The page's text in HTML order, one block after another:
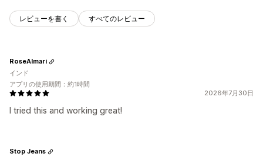
レビューを書く すべてのレビュー
2026年7月30日
I tried this and working great!
RoseAlmari
インド
アプリの使用期間：約1時間
Stop Jeans